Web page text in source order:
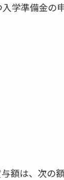
学準備金の
額は、次の額